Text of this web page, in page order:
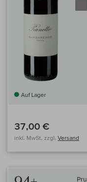
Auf Lager
37,00 €
inkl. MwSt, zzgl. Versand